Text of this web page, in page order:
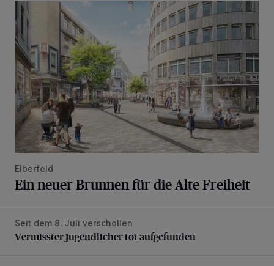
Ein neuer Brunnen für die Alte Freiheit
Elberfeld
Ein neuer Brunnen für die Alte Freiheit
Vermisster Jugendlicher tot aufgefunden
Seit dem 8. Juli verschollen
Vermisster Jugendlicher tot aufgefunden